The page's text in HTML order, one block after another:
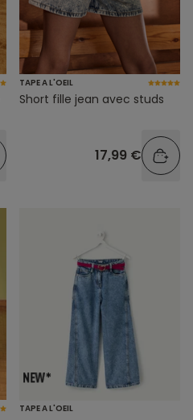
TAPE A L'OEIL
Short fille jean avec studs
17,99 €
TAPE A L'OEIL